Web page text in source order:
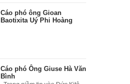
Cáo phó ông Gioan
Baotixita Uý Phi Hoàng
Cáo phó Ông Giuse Hà Văn
Bình